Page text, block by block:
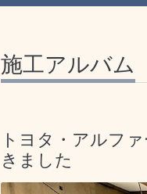
施工アルバム
トヨタ・アルフ
きました